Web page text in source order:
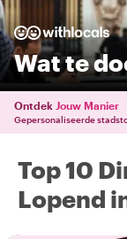
Wat te
Ontdek Jouw Manier
Gepersonaliseerde
Top 10
Lopend